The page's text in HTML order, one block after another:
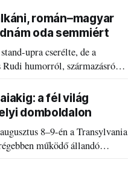
román–magyar
oda semmiért
upra cserélte, de a
humorról, származásról
a fél világ
domboldalon
8–9-én a Transylvania
működő állandó